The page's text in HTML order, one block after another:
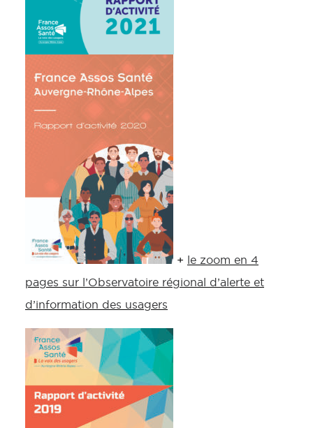
+ le zoom en 4
pages sur l’Observatoire régional d’alerte et
d’information des usagers